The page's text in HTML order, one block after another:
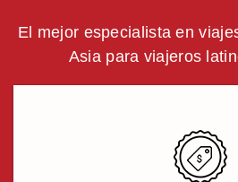
El mejor especialista en
Asia para viajeros